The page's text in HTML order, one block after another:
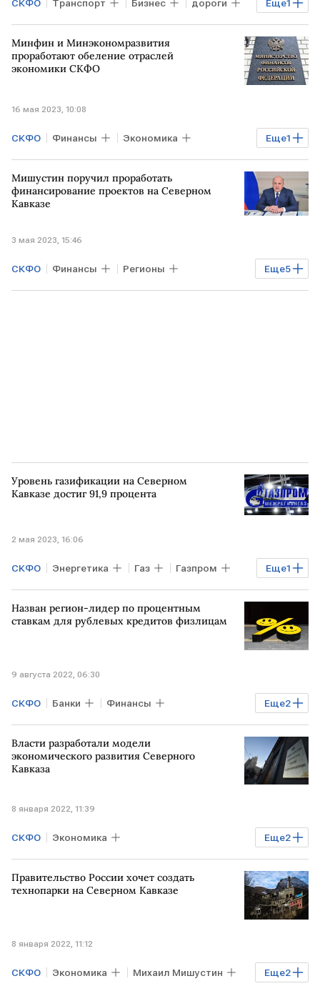
Еще1
СКФО Транспорт Бизнес дороги
Михаил Мишустин
Минфин и Минэкономразвития
проработают обеление отраслей
экономики СКФО
16 мая 2023, 10:08
Еще1
СКФО Финансы Экономика
Бизнес теневая экономика
Мишустин поручил проработать
финансирование проектов на Северном
Кавказе
3 мая 2023, 15:46
Еще5
СКФО Финансы Регионы
Экономика РОССИЯ
Уровень газификации на Северном
Кавказе достиг 91,9 процента
2 мая 2023, 16:06
Еще1
СКФО Энергетика Газ Газпром
газификация
Назван регион-лидер по процентным
ставкам для рублевых кредитов физлицам
9 августа 2022, 06:30
Еще2
СКФО Банки Финансы
процентные ставки кредит
Власти разработали модели
экономического развития Северного
Кавказа
8 января 2022, 11:39
Еще2
СКФО Экономика
Минэкономразвития РФ
Правительство РФ
Правительство России хочет создать
технопарки на Северном Кавказе
8 января 2022, 11:12
Еще2
СКФО Экономика Михаил Мишустин